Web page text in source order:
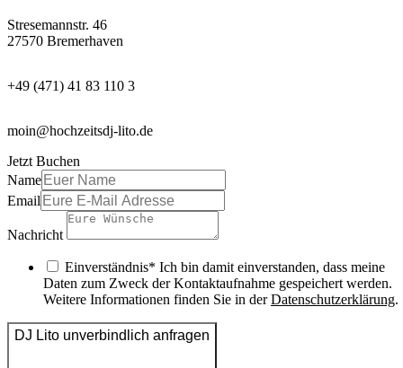
Stresemannstr. 46
27570 Bremerhaven
+49 (471) 41 83 110 3
moin@hochzeitsdj-lito.de
Jetzt Buchen
Name
Email
Nachricht
Einverständnis* Ich bin damit einverstanden, dass meine
Daten zum Zweck der Kontaktaufnahme gespeichert werden.
Weitere Informationen finden Sie in derDatenschutzerklärung.
DJ Lito unverbindlich anfragen